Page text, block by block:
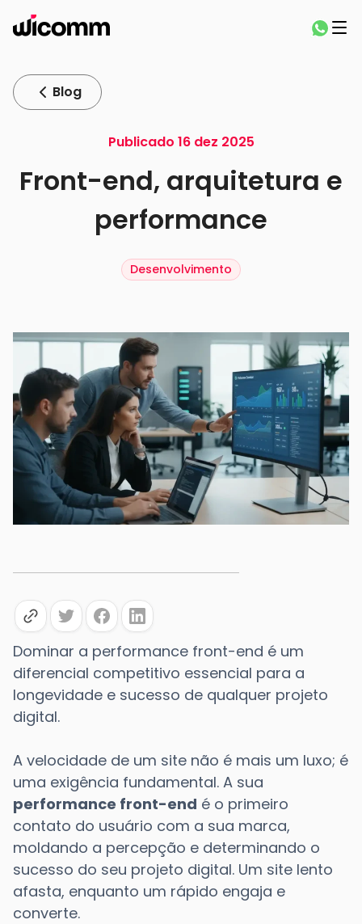
Blog
Publicado 16 dez 2025
Front-end, arquitetura e
performance
Desenvolvimento
Dominar a performance front-end é um
diferencial competitivo essencial para a
longevidade e sucesso de qualquer projeto
digital.
A velocidade de um site não é mais um luxo; é
uma exigência fundamental. A sua
performance front-end é o primeiro
contato do usuário com a sua marca,
moldando a percepção e determinando o
sucesso do seu projeto digital. Um site lento
afasta, enquanto um rápido engaja e
converte.